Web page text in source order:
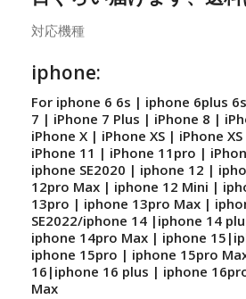
対応機種
iphone:
For iphone 6 6s | iphone 6plus
7 | iPhone 7 Plus | iPhone 8 |
iPhone X | iPhone XS | iPhone
iPhone 11 | iPhone 11pro |
iphone SE2020 | iphone 12 |
12pro Max | iphone 12 Mini |
13pro | iphone 13pro Max |
SE2022/iphone 14 |iphone 14
iphone 14pro Max | iphone
iphone 15pro | iphone 15pro
16|iphone 16 plus | iphone
Max